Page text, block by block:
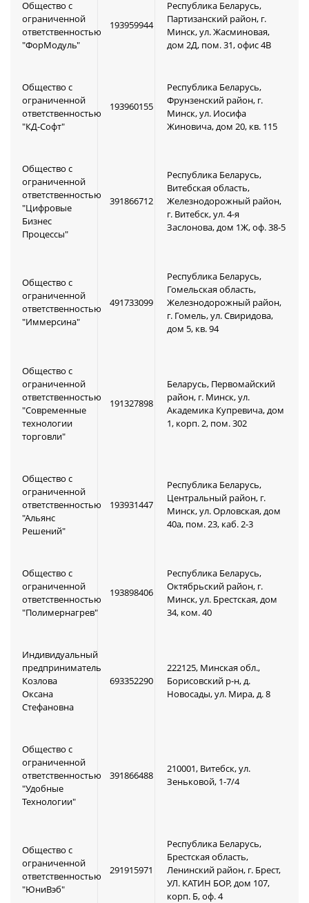
Общество с
ограниченной
ответственностью
"ФорМодуль"
193959944
Республика Беларусь,
Партизанский район, г.
Минск, ул. Жасминовая,
дом 2Д, пом. 31, офис 4В
Общество с
ограниченной
ответственностью
"КД-Софт"
193960155
Республика Беларусь,
Фрунзенский район, г.
Минск, ул. Иосифа
Жиновича, дом 20, кв. 115
Общество с
ограниченной
ответственностью
"Цифровые
Бизнес
Процессы"
391866712
Республика Беларусь,
Витебская область,
Железнодорожный район,
г. Витебск, ул. 4-я
Заслонова, дом 1Ж, оф. 38-5
Общество с
ограниченной
ответственностью
"Иммерсина"
491733099
Республика Беларусь,
Гомельская область,
Железнодорожный район,
г. Гомель, ул. Свиридова,
дом 5, кв. 94
Общество с
ограниченной
ответственностью
"Современные
технологии
торговли"
191327898
Беларусь, Первомайский
район, г. Минск, ул.
Академика Купревича, дом
1, корп. 2, пом. 302
Общество с
ограниченной
ответственностью
"Альянс
Решений"
193931447
Республика Беларусь,
Центральный район, г.
Минск, ул. Орловская, дом
40а, пом. 23, каб. 2-3
Общество с
ограниченной
ответственностью
"Полимернагрев"
193898406
Республика Беларусь,
Октябрьский район, г.
Минск, ул. Брестская, дом
34, ком. 40
Индивидуальный
предприниматель
Козлова
Оксана
Стефановна
693352290
222125, Минская обл.,
Борисовский р-н, д.
Новосады, ул. Мира, д. 8
Общество с
ограниченной
ответственностью
"Удобные
Технологии"
391866488
210001, Витебск, ул.
Зеньковой, 1-7/4
Общество с
ограниченной
ответственностью
"ЮниВэб"
291915971
Республика Беларусь,
Брестская область,
Ленинский район, г. Брест,
УЛ. КАТИН БОР, дом 107,
корп. Б, оф. 4